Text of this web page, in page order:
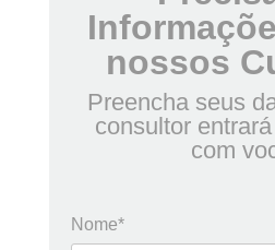
nossos
Preencha seus
consultor
com
Nome*